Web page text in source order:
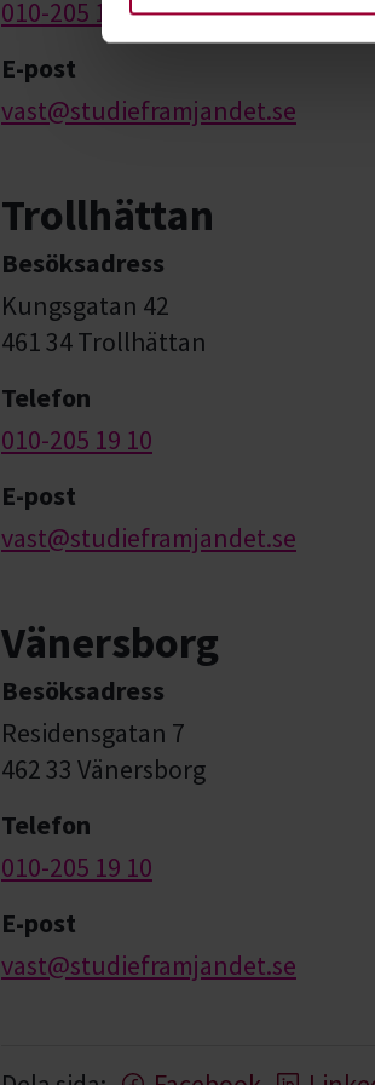
010-205 19 10
E-post
vast@studieframjandet.se
Trollhättan
Besöksadress
Kungsgatan 42
461 34 Trollhättan
Telefon
010-205 19 10
E-post
vast@studieframjandet.se
Vänersborg
Besöksadress
Residensgatan 7
462 33 Vänersborg
Telefon
010-205 19 10
E-post
vast@studieframjandet.se